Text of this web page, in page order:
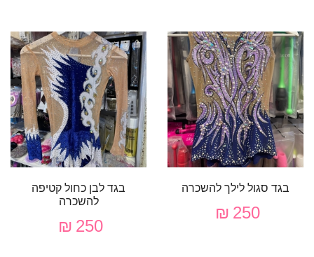
בגד סגול לילך להשכרה
250 ₪
בגד לבן כחול קטיפה
להשכרה
250 ₪